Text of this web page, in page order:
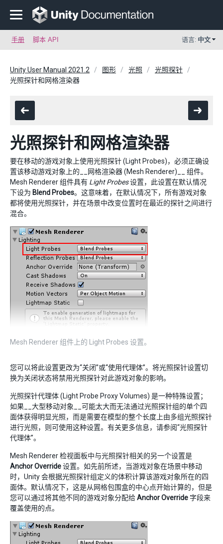
手册 脚本 API 语言: 中文
Unity User Manual 2021.2 图形 光照
光照探针
光照探针和网格渲染器
光照探针和网格渲染器
要在移动的游戏对象上使用光照探针 (Light Probes)，必须正确设
置该移动游戏对象上的__网格渲染器 (Mesh Renderer)__ 组件。
Mesh Renderer 组件具有 Light Probes设置，此设置在默认情况
下设为 Blend Probes。这意味着，在默认情况下，所有游戏对象
都将使用光照探针，并在场景中改变位置时在最近的探针之间进行
混合。
Mesh Renderer 组件上的 Light Probes 设置。
您可以将此设置更改为“关闭”或“使用代理体”。将光照探针设置切
换为关闭状态将禁用光照探针对此游戏对象的影响。
光照探针代理体 (Light Probe Proxy Volumes) 是一种特殊设置；
如果__大型移动对象__可能太大而无法通过光照探针组的单个四
面体获得明显光照，而是需要在模型的整个长度上由多组光照探针
进行光照，则可使用这种设置。有关更多信息，请参阅“光照探针
代理体”。
Mesh Renderer 检视面板中与光照探针相关的另一个设置是
Anchor Override设置。如先前所述，当游戏对象在场景中移动
时，Unity 会根据光照探针组定义的体积计算该游戏对象所在的四
面体。默认情况下，这是从网格包围盒的中心点开始计算的，但是
您可以通过将其他不同的游戏对象分配给Anchor Override 字段来
覆盖使用的点。